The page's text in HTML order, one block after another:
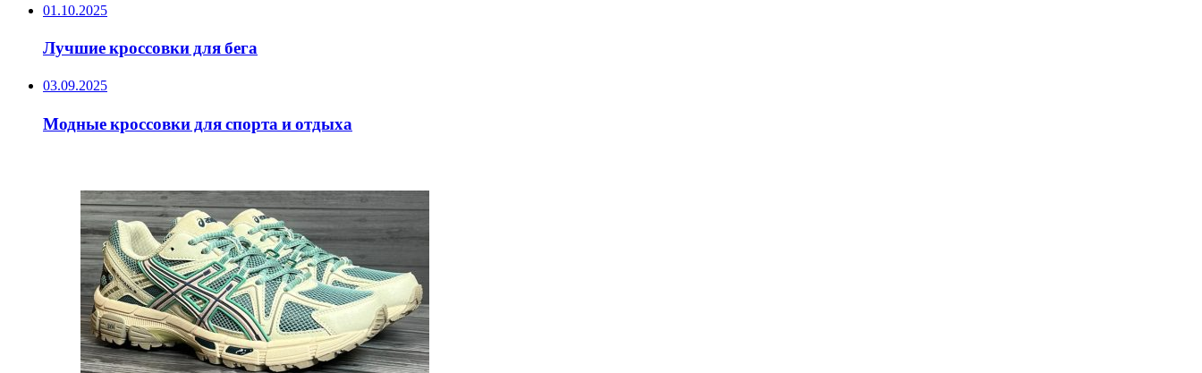
01.10.2025
Лучшие кроссовки для бега
03.09.2025
Модные кроссовки для спорта и отдыха